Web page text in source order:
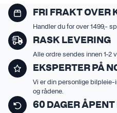
FRI FRAKT OVER
Handler du for over 1499,-
RASK LEVERING
Alle ordre sendes innen 1-2
EKSPERTER PÅ
Vi er din personlige
og rådene.
60 DAGER